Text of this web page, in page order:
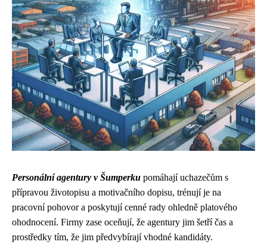
Personální agentury v Šumperku pomáhají uchazečům s
přípravou životopisu a motivačního dopisu, trénují je na
pracovní pohovor a poskytují cenné rady ohledně platového
ohodnocení. Firmy zase oceňují, že agentury jim šetří čas a
prostředky tím, že jim předvybírají vhodné kandidáty.